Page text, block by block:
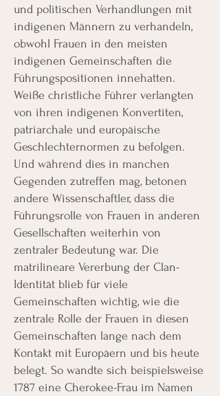
und politischen Verhandlungen mit
indigenen Männern zu verhandeln,
obwohl Frauen in den meisten
indigenen Gemeinschaften die
Führungspositionen innehatten.
Weiße christliche Führer verlangten
von ihren indigenen Konvertiten,
patriarchale und europäische
Geschlechternormen zu befolgen.
Und während dies in manchen
Gegenden zutreffen mag, betonen
andere Wissenschaftler, dass die
Führungsrolle von Frauen in anderen
Gesellschaften weiterhin von
zentraler Bedeutung war. Die
matrilineare Vererbung der Clan-
Identität blieb für viele
Gemeinschaften wichtig, wie die
zentrale Rolle der Frauen in diesen
Gemeinschaften lange nach dem
Kontakt mit Europäern und bis heute
belegt. So wandte sich beispielsweise
1787 eine Cherokee-Frau im Namen